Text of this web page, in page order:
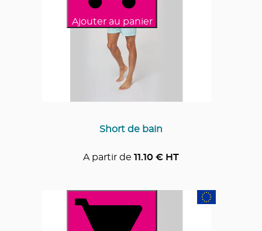
Ajouter au panier
Short de bain
A partir de 11.10 € HT